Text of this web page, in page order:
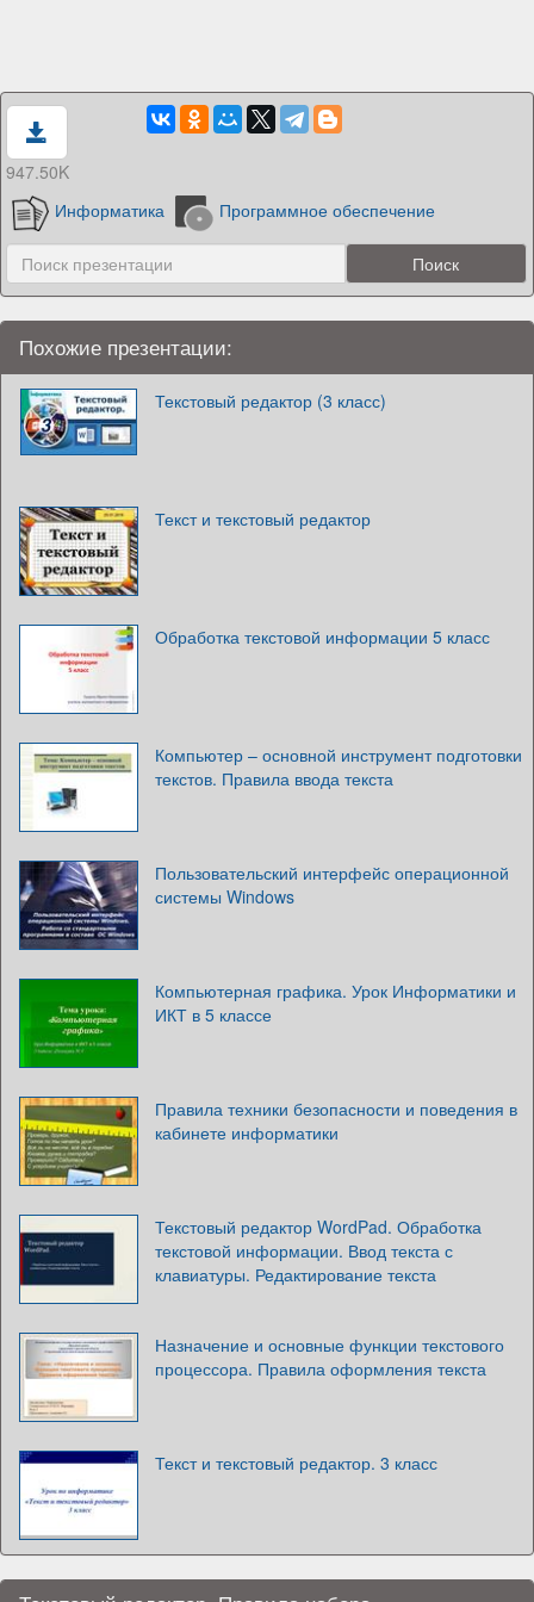
947.50K
Информатика
Программное обеспечение
Похожие презентации:
Текстовый редактор (3 класс)
Текст и текстовый редактор
Обработка текстовой информации 5 класс
Компьютер – основной инструмент подготовки
текстов. Правила ввода текста
Пользовательский интерфейс операционной
системы Windows
Компьютерная графика. Урок Информатики и
ИКТ в 5 классе
Правила техники безопасности и поведения в
кабинете информатики
Текстовый редактор WordPad. Обработка
текстовой информации. Ввод текста с
клавиатуры. Редактирование текста
Назначение и основные функции текстового
процессора. Правила оформления текста
Текст и текстовый редактор. 3 класс